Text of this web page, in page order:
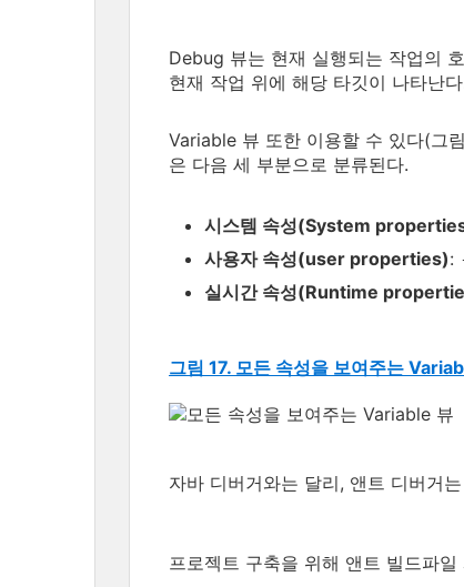
Debug 뷰는 현재 실행되는 작업의
현재 작업 위에 해당 타깃이 나타난
Variable 뷰 또한 이용할 수 있다(그
은 다음 세 부분으로 분류된다.
시스템 속성(System
사용자 속성(user properties):
실시간 속성(Runtime
그림 17. 모든 속성을 보여주는
자바 디버거와는 달리, 앤트 디버거
프로젝트 구축을 위해 앤트 빌드파일